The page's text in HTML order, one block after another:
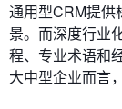
通用型CRM提供
景。而深度行业
程、专业术语和
大中型企业而言